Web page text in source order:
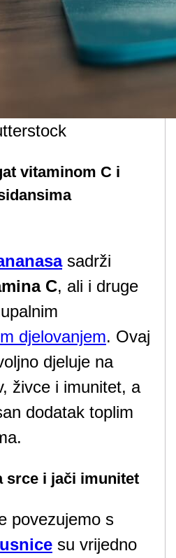
vitaminom C i
sadrži
C, ali i druge
djelovanjem. Ovaj
djeluje na
živce i imunitet, a
dodatak toplim
srce i jači imunitet
povezujemo s
su vrijedno